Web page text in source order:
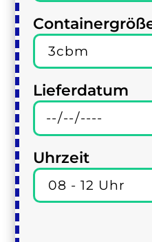
Lieferdatum
Uhrzeit